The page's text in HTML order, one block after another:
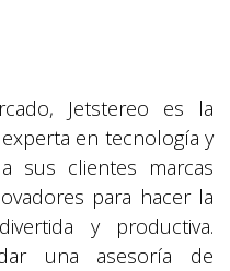
Jetstereo es la
en tecnología y
sus clientes marcas
para hacer la
y productiva.
una asesoría de